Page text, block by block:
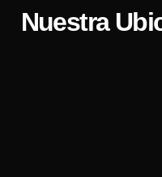
Nuestra